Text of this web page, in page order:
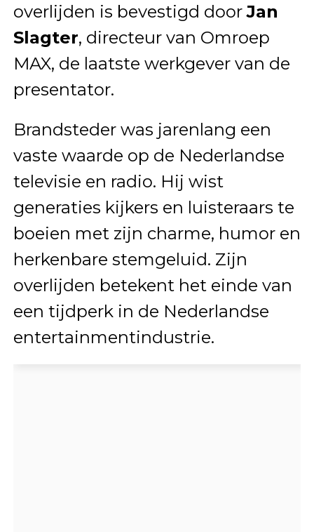
overlijden is bevestigd doorJan
Slagter, directeur van Omroep
MAX, de laatste werkgever van de
presentator.
Brandsteder was jarenlang een
vaste waarde op de Nederlandse
televisie en radio. Hij wist
generaties kijkers en luisteraars te
boeien met zijn charme, humor en
herkenbare stemgeluid. Zijn
overlijden betekent het einde van
een tijdperk in de Nederlandse
entertainmentindustrie.